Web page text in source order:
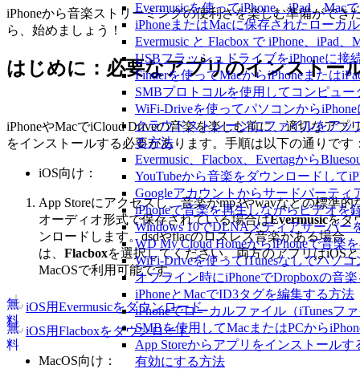
Evermusicを使ってiPhone、iPad、Mac
iPhoneまたはMacに保存されたローカ
Evermusic と Flacbox で iPhone、iPad
USBフラッシュドライブをiPhoneに
Finderを使ってMacからiPhoneまたは
SMBプロトコルを使用してコンピュ
WiFi-Driveを使ってパソコンから
クラウドストレージにファイルをアッ
る方法
Evermusic、Flacbox、Evertagから
YouTubeから音楽をダウンロードして
Googleアカウントからサードパーティ
iPhoneで音楽を再生しながらビデオを
Windows 10でDLNAメディアサーバー
WD My Cloud HomeからiPhoneで音楽
WiFi-Driveを使ってiTunesなしでパソ
オフライン時にiPhoneでDropboxの音
iPhoneとMacでID3タグを編集する方法
iPhoneでローカルファイル（iTunesフ
SMBを使用してMacまたはPCから
App Storeからアプリをインストール
有効にする方法
iPhoneから音楽ストリーミングの便利さを楽しむ準備ができ
ら、始めましょう！
はじめに：必要なアプリのインストー
iPhoneやMacでiCloud Driveの音楽を楽しむ前に、適切なアプ
をインストールする必要があります。手順は以下の通りです
iOS向け：
App Storeにアクセスし、音楽がmp3やwavなどの標準的
オーディオ形式で保存されている場合はEvermusicをダ
ンロードします。dsdやflacのロスレス音楽がある場合
は、 Flacboxを選択してください。両方のアプリはiOSと
MacOSで利用可能です。
iOS用Evermusicをダウンロード
無
料
iOS用Flacboxをダウンロード
無
料
MacOS向け：